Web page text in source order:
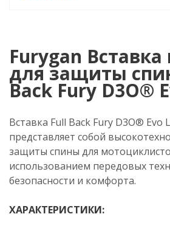
Furygan Вставка
для защиты
Back Fury D3O®
Вставка Full Back Fury D3O® Evo
представляет собой
защиты спины для
использованием передовых
безопасности и комфорта.
ХАРАКТЕРИСТИКИ: